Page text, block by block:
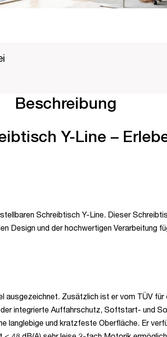
Beschreibung
Y-Line –
Schreibtisch Y-Line. Dieser
und der hochwertigen Verarbeitung
ausgezeichnet. Zusätzlich ist er vom TÜV
integrierte Auffahrschutz, Softstart- und
langlebige und kratzfeste Oberfläche. Er